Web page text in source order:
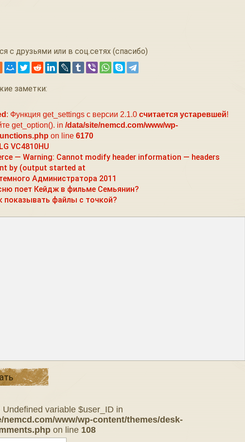
с друзьями или в соц.сетях (спасибо)
заметки:
: Функция get_settings с версии 2.1.0 считается устаревшей!
get_option(). in /data/site/nemcd.com/www/wp-
on line 6170
VC4810HU
— Warning: Cannot modify header information — headers
by (output started at
Администратора 2011
поет Кейдж в фильме Семьянин?
показывать файлы с точкой?
Undefined variable $user_ID in
nemcd.com/www/wp-content/themes/desk-
on line 108